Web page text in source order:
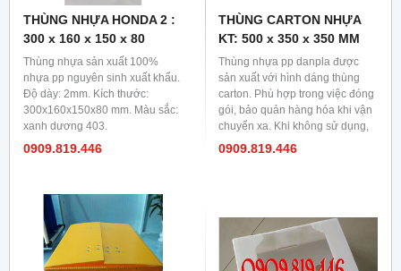
THÙNG NHỰA HONDA 2 :
300 x 160 x 150 x 80
Thùng nhựa sản xuất 100%
nhựa pp nguyên sinh xuất khẩu.
Độ dày: 2mm. Kích thước:
300x160x150x80 mm. Màu sắc:
xanh dương 403.
0909.819.446
THÙNG CARTON NHỰA
KT: 500 x 350 x 350 MM
Thùng nhựa pp danpla được
sản xuất với hình dáng thùng
carton. Phù hợp trong việc đóng
gói, bảo quản hàng hóa khi vận
chuyển xa. Khi không sử dụng,
có thể gấp gọn lại và cất, tiết
0909.819.446